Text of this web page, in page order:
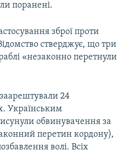
поранені.
зброї проти
стверджує, що три
«незаконно перетнули
24
Українським
обвинувачення за
перетин кордону),
волі. Всіх